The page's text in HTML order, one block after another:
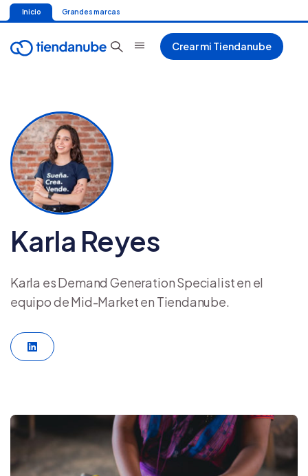
Inicio Grandes marcas
Crear mi Tiendanube
Karla Reyes
Karla es Demand Generation Specialist en el
equipo de Mid-Market en Tiendanube.
LinkedIn